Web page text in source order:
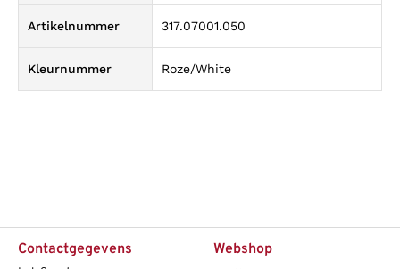
Artikelnummer 317.07001.050
Kleurnummer Roze/White
Contactgegevens Webshop